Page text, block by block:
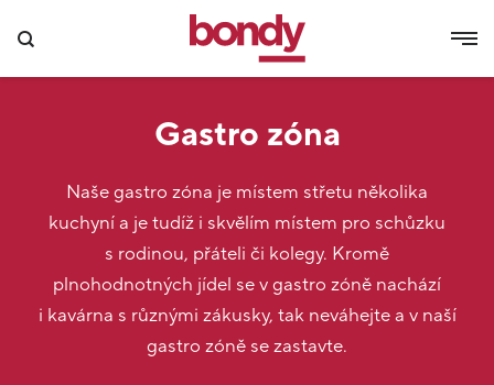
Gastro zóna
Naše gastro zóna je místem střetu několika
kuchyní a je tudíž i skvělím místem pro schůzku
s rodinou, přáteli či kolegy. Kromě
plnohodnotných jídel se v gastro zóně nachází
i kavárna s různými zákusky, tak neváhejte a v naší
gastro zóně se zastavte.